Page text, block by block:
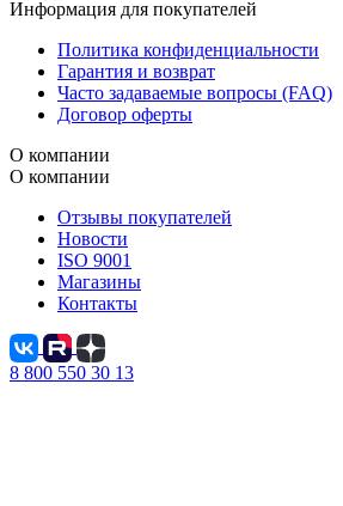
Информация для покупателей
Политика конфиденциальности
Гарантия и возврат
Часто задаваемые вопросы (FAQ)
Договор оферты
О компании
О компании
Отзывы покупателей
Новости
ISO 9001
Магазины
Контакты
8 800 550 30 13